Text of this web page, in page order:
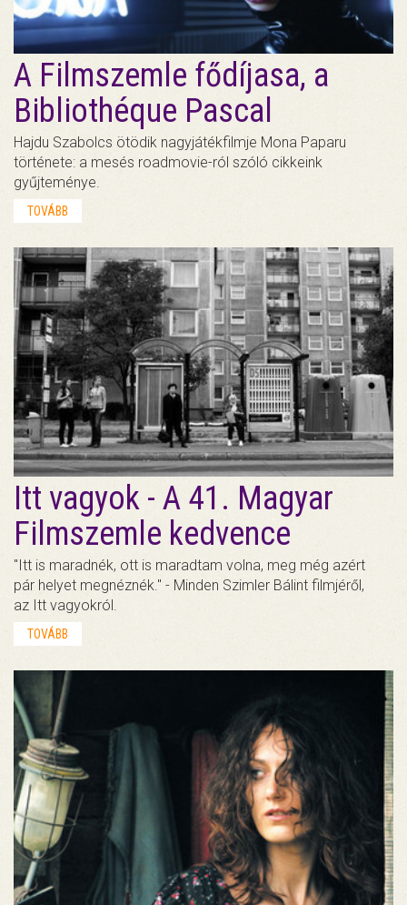
A Filmszemle fődíjasa, a
Bibliothéque Pascal
Hajdu Szabolcs ötödik nagyjátékfilmje Mona Paparu
története: a mesés roadmovie-ról szóló cikkeink
gyűjteménye.
TOVÁBB
Itt vagyok - A 41. Magyar
Filmszemle kedvence
"Itt is maradnék, ott is maradtam volna, meg még azért
pár helyet megnéznék." - Minden Szimler Bálint filmjéről,
az Itt vagyokról.
TOVÁBB